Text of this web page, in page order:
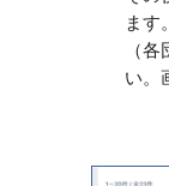
ます。
（
い。